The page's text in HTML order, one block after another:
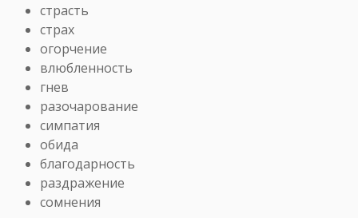
страсть
страх
огорчение
влюбленность
гнев
разочарование
симпатия
обида
благодарность
раздражение
сомнения